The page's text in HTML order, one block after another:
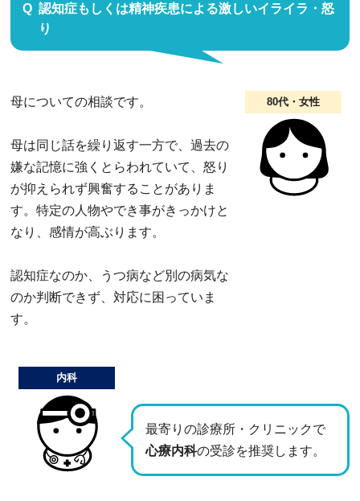
認知症もしくは精神疾患による激しいイライラ・怒
り
80代・女性
母についての相談です。
母は同じ話を繰り返す一方で、過去の
嫌な記憶に強くとらわれていて、怒り
が抑えられず興奮することがありま
す。特定の人物やでき事がきっかけと
なり、感情が高ぶります。
認知症なのか、うつ病など別の病気な
のか判断できず、対応に困っていま
す。
最寄りの診療所・クリニックで
心療内科の受診を推奨します。
内科